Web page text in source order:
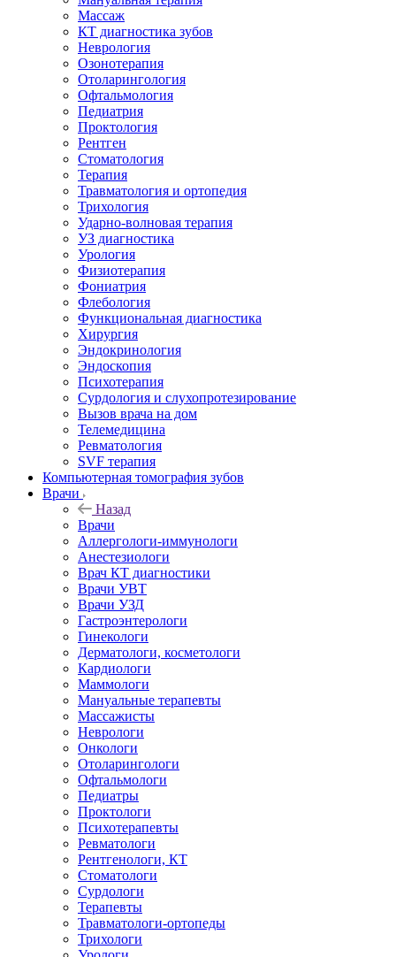
Массаж
КТ диагностика зубов
Неврология
Озонотерапия
Отоларингология
Офтальмология
Педиатрия
Проктология
Рентген
Стоматология
Терапия
Травматология и ортопедия
Трихология
Ударно-волновая терапия
УЗ диагностика
Урология
Физиотерапия
Фониатрия
Флебология
Функциональная диагностика
Хирургия
Эндокринология
Эндоскопия
Психотерапия
Сурдология и слухопротезирование
Вызов врача на дом
Телемедицина
Ревматология
SVF терапия
Компьютерная томография зубов
Врачи
Назад
Врачи
Аллергологи-иммунологи
Анестезиологи
Врач КТ диагностики
Врачи УВТ
Врачи УЗД
Гастроэнтерологи
Гинекологи
Дерматологи, косметологи
Кардиологи
Маммологи
Мануальные терапевты
Массажисты
Неврологи
Онкологи
Отоларингологи
Офтальмологи
Педиатры
Проктологи
Психотерапевты
Ревматологи
Рентгенологи, КТ
Стоматологи
Сурдологи
Терапевты
Травматологи-ортопеды
Трихологи